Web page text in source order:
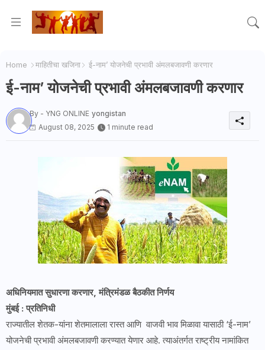
Home माहितीचा खजिना ई-नाम’ योजनेची प्रभावी अंमलबजावणी करणार
ई-नाम’ योजनेची प्रभावी अंमलबजावणी करणार
By - YNG ONLINE yongistan
August 08, 2025
1 minute read
अधिनियमात सुधारणा करणार, मंत्रिमंडळ बैठकीत निर्णय
मुंबई : प्रतिनिधी
राज्यातील शेतक-यांना शेतमालाला रास्त आणि वाजवी भाव मिळावा यासाठी ‘ई-नाम’
योजनेची प्रभावी अंमलबजावणी करण्यात येणार आहे. त्याअंतर्गत राष्ट्रीय नामांकित